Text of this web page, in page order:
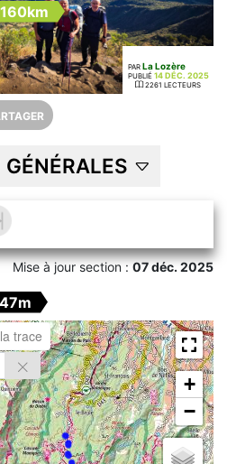
160km
PAR La Lozère
PUBLIÉ 14 DÉC. 2025
2261 LECTEURS
Mise à jour section :07 déc. 2025
trace
+
−